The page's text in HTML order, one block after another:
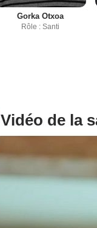
Gorka Otxoa
Rôle : Santi
Vidéo de la